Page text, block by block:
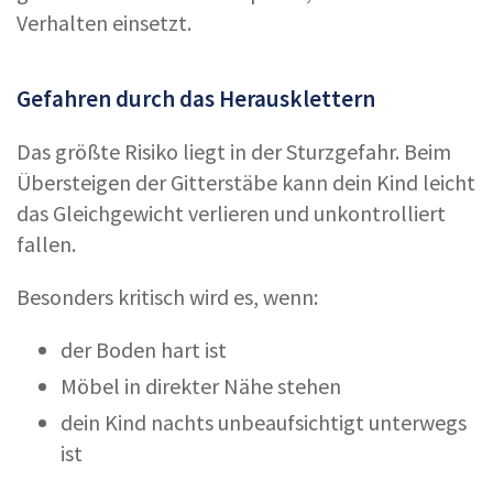
Verhalten einsetzt.
Gefahren durch das Herausklettern
Das größte Risiko liegt in der Sturzgefahr. Beim
Übersteigen der Gitterstäbe kann dein Kind leicht
das Gleichgewicht verlieren und unkontrolliert
fallen.
Besonders kritisch wird es, wenn:
der Boden hart ist
Möbel in direkter Nähe stehen
dein Kind nachts unbeaufsichtigt unterwegs
ist